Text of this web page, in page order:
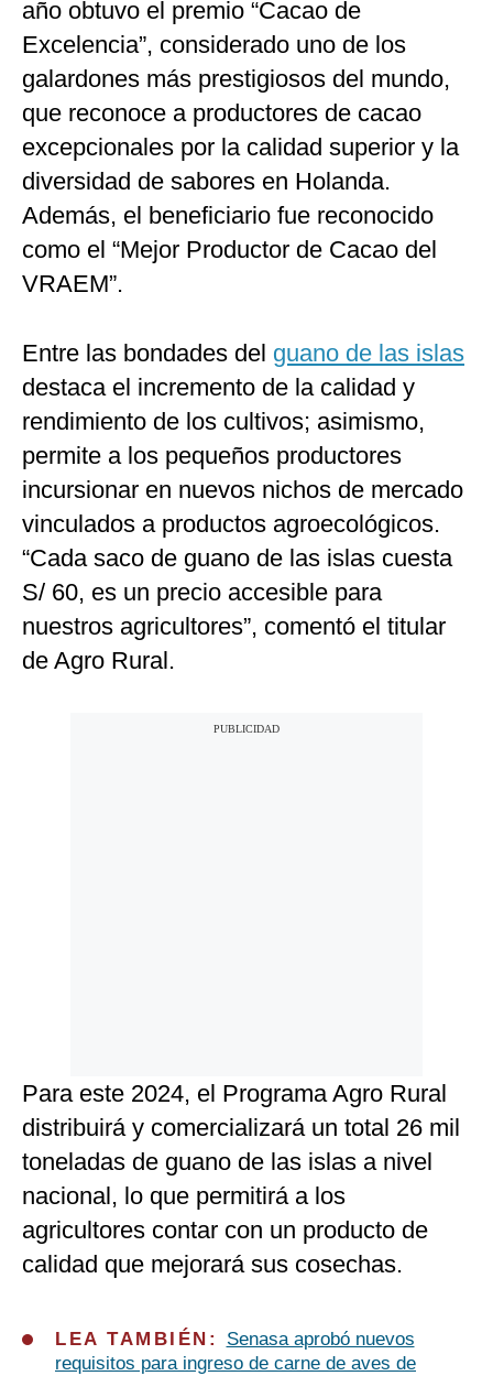
año obtuvo el premio “Cacao de
Excelencia”, considerado uno de los
galardones más prestigiosos del mundo,
que reconoce a productores de cacao
excepcionales por la calidad superior y la
diversidad de sabores en Holanda.
Además, el beneficiario fue reconocido
como el “Mejor Productor de Cacao del
VRAEM”.
Entre las bondades del guano de las islas
destaca el incremento de la calidad y
rendimiento de los cultivos; asimismo,
permite a los pequeños productores
incursionar en nuevos nichos de mercado
vinculados a productos agroecológicos.
“Cada saco de guano de las islas cuesta
S/ 60, es un precio accesible para
nuestros agricultores”, comentó el titular
de Agro Rural.
Para este 2024, el Programa Agro Rural
distribuirá y comercializará un total 26 mil
toneladas de guano de las islas a nivel
nacional, lo que permitirá a los
agricultores contar con un producto de
calidad que mejorará sus cosechas.
LEA TAMBIÉN: Senasa aprobó nuevos
requisitos para ingreso de carne de aves de